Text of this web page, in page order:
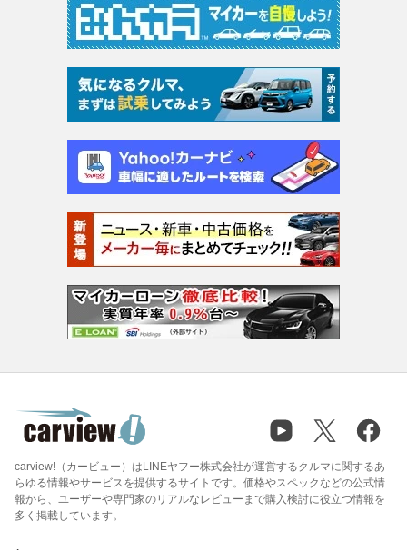
carview!（カービュー）はLINEヤフー株式会社が運営するクルマに関するあ
らゆる情報やサービスを提供するサイトです。価格やスペックなどの公式情
報から、ユーザーや専門家のリアルなレビューまで購入検討に役立つ情報を
多く掲載しています。